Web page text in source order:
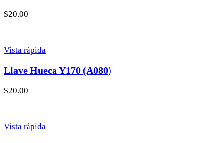
$20.00
Vista rápida
Llave Hueca Y170 (A080)
$20.00
Vista rápida